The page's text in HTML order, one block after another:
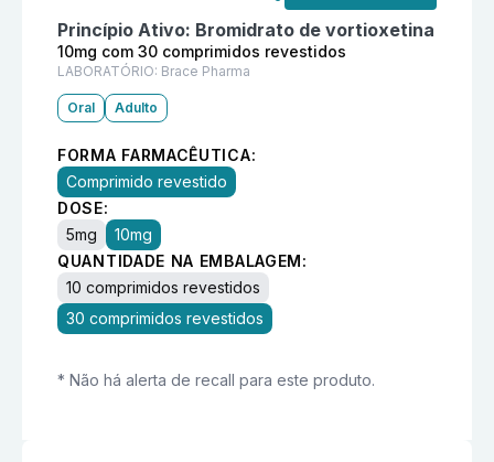
Princípio Ativo: Bromidrato de vortioxetina
10mg com 30 comprimidos revestidos
LABORATÓRIO: Brace Pharma
Oral Adulto
FORMA FARMACÊUTICA:
Comprimido revestido
DOSE:
5mg
10mg
QUANTIDADE NA EMBALAGEM:
10 comprimidos revestidos
30 comprimidos revestidos
* Não há alerta de recall para este produto.